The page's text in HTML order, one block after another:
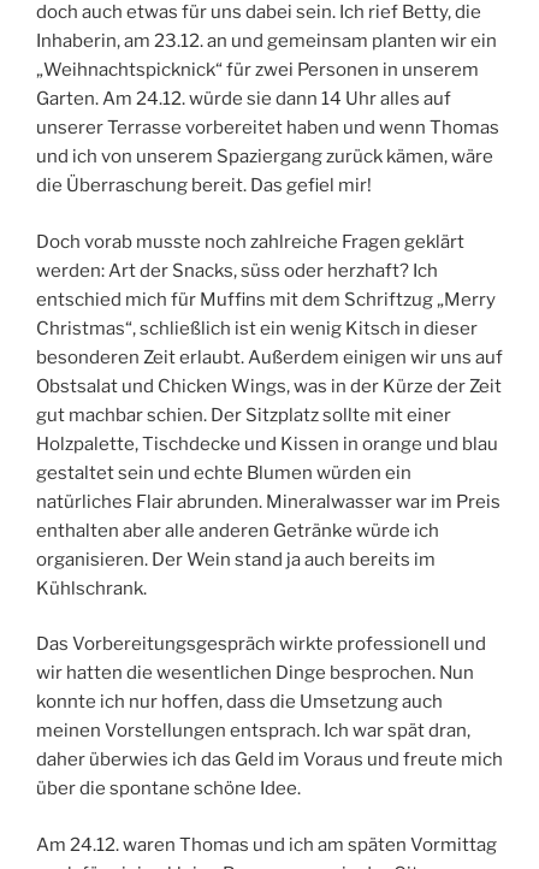
doch auch etwas für uns dabei sein. Ich rief Betty, die
Inhaberin, am 23.12. an und gemeinsam planten wir ein
„Weihnachtspicknick“ für zwei Personen in unserem
Garten. Am 24.12. würde sie dann 14 Uhr alles auf
unserer Terrasse vorbereitet haben und wenn Thomas
und ich von unserem Spaziergang zurück kämen, wäre
die Überraschung bereit. Das gefiel mir!
Doch vorab musste noch zahlreiche Fragen geklärt
werden: Art der Snacks, süss oder herzhaft? Ich
entschied mich für Muffins mit dem Schriftzug „Merry
Christmas“, schließlich ist ein wenig Kitsch in dieser
besonderen Zeit erlaubt. Außerdem einigen wir uns auf
Obstsalat und Chicken Wings, was in der Kürze der Zeit
gut machbar schien. Der Sitzplatz sollte mit einer
Holzpalette, Tischdecke und Kissen in orange und blau
gestaltet sein und echte Blumen würden ein
natürliches Flair abrunden. Mineralwasser war im Preis
enthalten aber alle anderen Getränke würde ich
organisieren. Der Wein stand ja auch bereits im
Kühlschrank.
Das Vorbereitungsgespräch wirkte professionell und
wir hatten die wesentlichen Dinge besprochen. Nun
konnte ich nur hoffen, dass die Umsetzung auch
meinen Vorstellungen entsprach. Ich war spät dran,
daher überwies ich das Geld im Voraus und freute mich
über die spontane schöne Idee.
Am 24.12. waren Thomas und ich am späten Vormittag